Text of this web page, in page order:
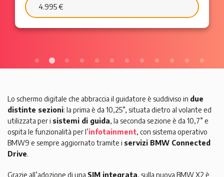
6.595 €
Lo schermo digitale che abbraccia il guidatore è suddiviso in due
distinte sezioni: la prima è da 10,25”, situata dietro al volante ed
utilizzata per i sistemi di guida, la seconda sezione è da 10,7” e
ospita le funzionalità per l’infotainment, con sistema operativo
BMW9 e sempre aggiornato tramite i servizi BMW Connected
Drive.
Grazie all’adozione di una SIM integrata, sulla nuova BMW X2 è